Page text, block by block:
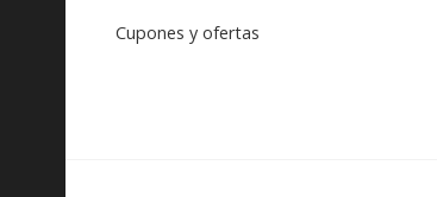
Cupones y ofertas